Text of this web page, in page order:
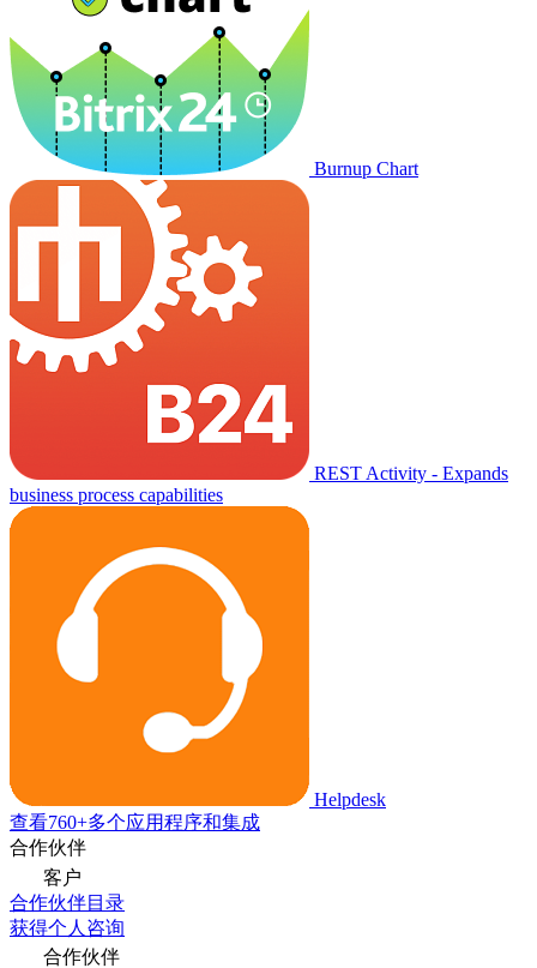
Burnup Chart
REST Activity - Expands
business process capabilities
Helpdesk
查看760+多个应用程序和集成
合作伙伴
客户
合作伙伴目录
获得个人咨询
合作伙伴